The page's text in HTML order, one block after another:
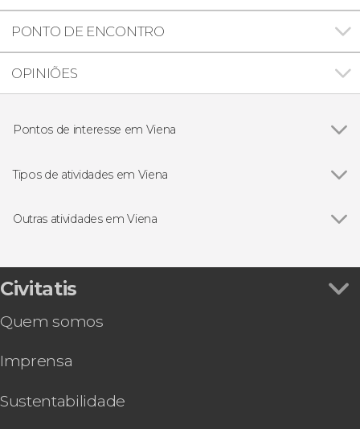
PONTO DE ENCONTRO
OPINIÕES
Pontos de interesse em Viena
Palácio de Schönbrunn
Tipos de atividades em Viena
Excursões de um dia
Outras atividades em Viena
Espetáculo de luz e som na igreja Votiva
Ingresso do Palácio de Schönbrunn + Trem
Ingresso do Kunsthistorisches Museum, o
Free tour por Viena
Visita guiada pela Biblioteca Nacional Austríaca
Civitatis
Quem somos
Imprensa
Sustentabilidade